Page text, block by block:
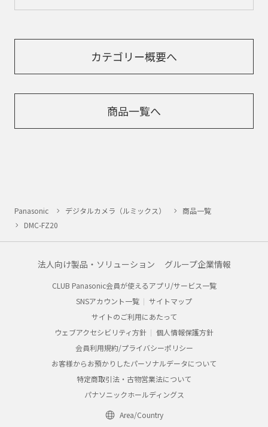
カテゴリー概要へ
商品一覧へ
Panasonic デジタルカメラ（ルミックス）
商品一覧
DMC-FZ20
法人向け製品・ソリューション グループ企業情報
CLUB Panasonic会員が使えるアプリ/サービス一覧
SNSアカウント一覧
サイトマップ
サイトのご利用にあたって
ウェブアクセシビリティ方針
個人情報保護方針
会員利用規約/プライバシーポリシー
お客様からお預かりしたパーソナルデータについて
特定商取引法・古物営業法について
パナソニックホールディングス
Area/Country